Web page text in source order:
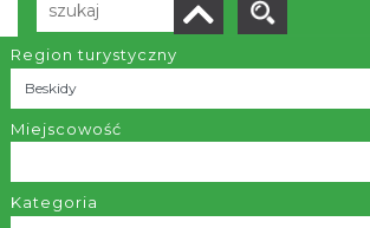
Region turystyczny
Miejscowość
Kategoria
Liczba elementów: